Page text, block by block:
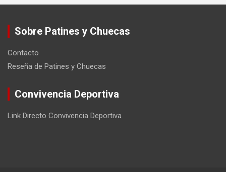
Sobre Patines y Chuecas
Contacto
Reseña de Patines y Chuecas
Convivencia Deportiva
Link Directo Convivencia Deportiva